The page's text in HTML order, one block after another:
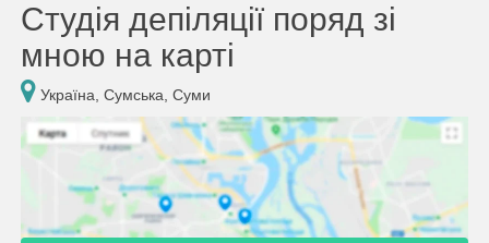
Студія депіляції поряд зі
мною на карті
Україна, Сумська, Суми